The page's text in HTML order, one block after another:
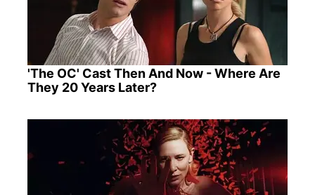
'The OC' Cast Then And Now - Where Are
They 20 Years Later?